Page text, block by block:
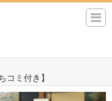
コミ付き】